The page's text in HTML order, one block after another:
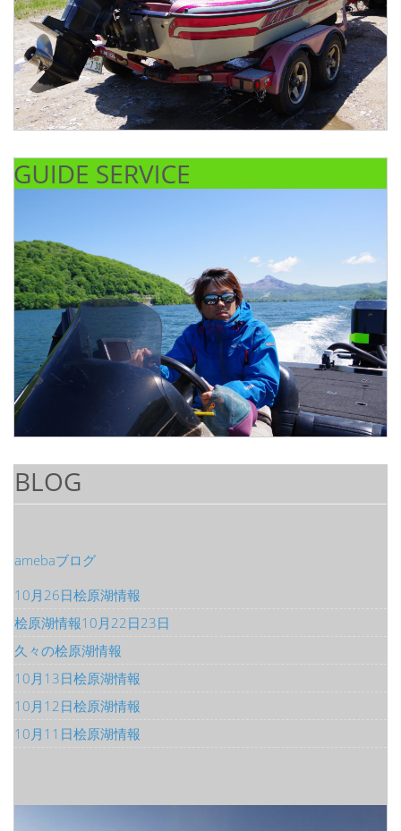
BLOG
amebaブログ
10月26日桧原湖情報
桧原湖情報10月22日23日
久々の桧原湖情報
10月13日桧原湖情報
10月12日桧原湖情報
10月11日桧原湖情報